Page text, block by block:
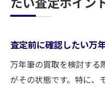
査定前に確認したい万
万年筆の買取を検討する
がその状態です。特に、